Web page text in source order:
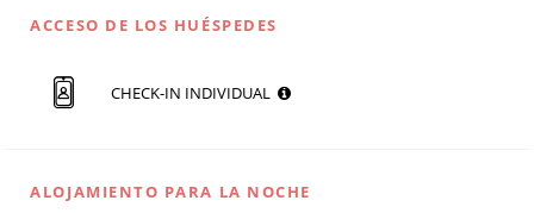
ACCESO DE LOS HUÉSPEDES
CHECK-IN INDIVIDUAL
ALOJAMIENTO PARA LA NOCHE